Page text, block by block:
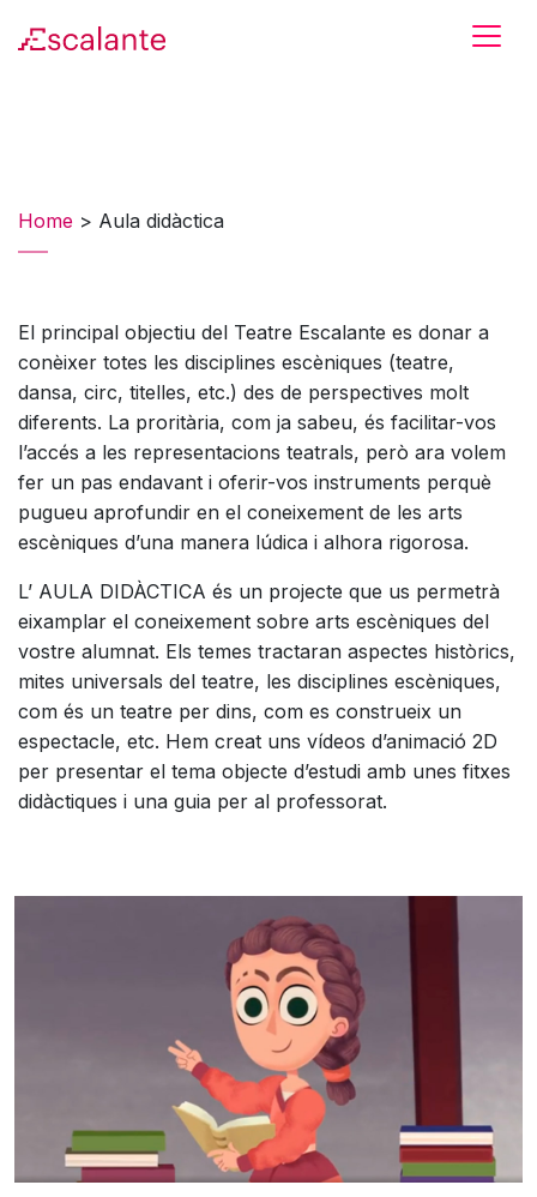
Home > Aula didàctica
El principal objectiu del Teatre Escalante es donar a
conèixer totes les disciplines escèniques (teatre,
dansa, circ, titelles, etc.) des de perspectives molt
diferents. La proritària, com ja sabeu, és facilitar-vos
l’accés a les representacions teatrals, però ara volem
fer un pas endavant i oferir-vos instruments perquè
pugueu aprofundir en el coneixement de les arts
escèniques d’una manera lúdica i alhora rigorosa.
L’ AULA DIDÀCTICA és un projecte que us permetrà
eixamplar el coneixement sobre arts escèniques del
vostre alumnat. Els temes tractaran aspectes històrics,
mites universals del teatre, les disciplines escèniques,
com és un teatre per dins, com es construeix un
espectacle, etc. Hem creat uns vídeos d’animació 2D
per presentar el tema objecte d’estudi amb unes fitxes
didàctiques i una guia per al professorat.